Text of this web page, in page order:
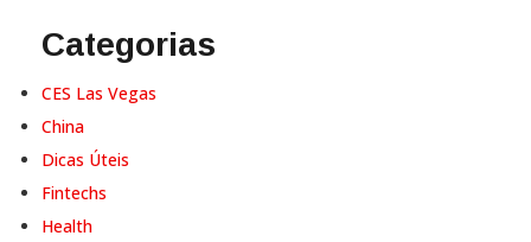
Categorias
CES Las Vegas
China
Dicas Úteis
Fintechs
Health